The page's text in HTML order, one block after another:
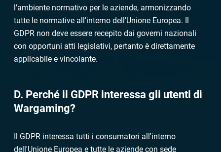
l'ambiente normativo per le aziende, armonizzando
tutte le normative all'interno dell'Unione Europea. Il
GDPR non deve essere recepito dai governi nazionali
con opportuni atti legislativi, pertanto è direttamente
applicabile e vincolante.
D. Perché il GDPR interessa gli utenti di
Wargaming?
Il GDPR interessa tutti i consumatori all'interno
dell'Unione Europea e tutte le aziende con sede